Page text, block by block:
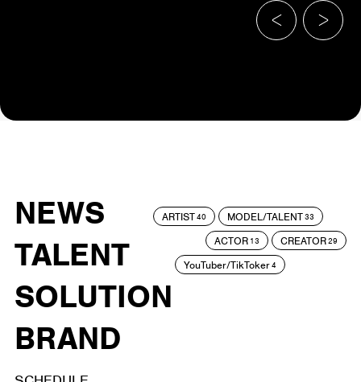
NEWS
TALENT
SOLUTION
BRAND
ARTIST40 MODEL/TALENT33
ACTOR 13 CREATOR29
YouTuber/TikToker4